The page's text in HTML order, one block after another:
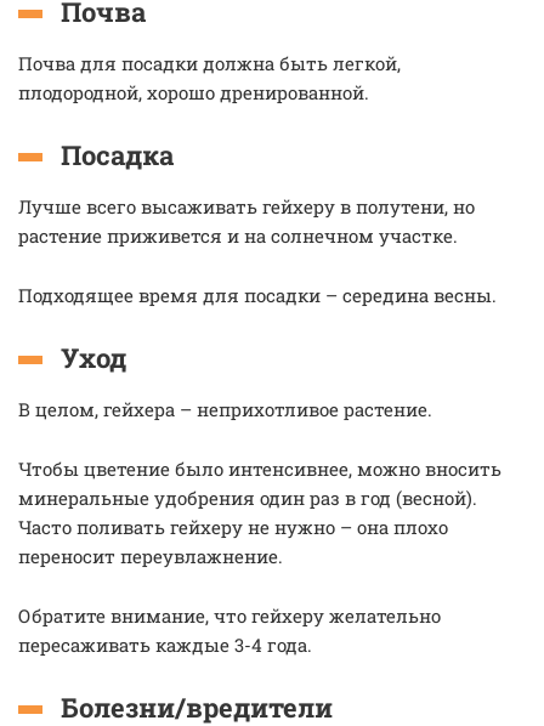
Почва
Почва для посадки должна быть легкой,
плодородной, хорошо дренированной.
Посадка
Лучше всего высаживать гейхеру в полутени, но
растение приживется и на солнечном участке.
Подходящее время для посадки – середина весны.
Уход
В целом, гейхера – неприхотливое растение.
Чтобы цветение было интенсивнее, можно вносить
минеральные удобрения один раз в год (весной).
Часто поливать гейхеру не нужно – она плохо
переносит переувлажнение.
Обратите внимание, что гейхеру желательно
пересаживать каждые 3-4 года.
Болезни/вредители